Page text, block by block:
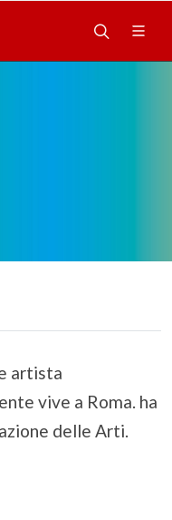
artista
vive a Roma. ha
delle Arti.